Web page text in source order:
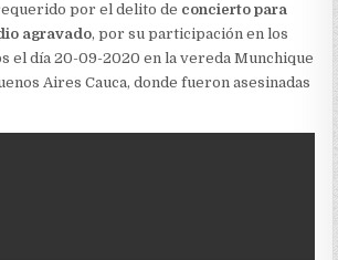
por el delito de concierto para
agravado, por su participación en los
el día 20-09-2020 en la vereda Munchique
Aires Cauca, donde fueron asesinadas